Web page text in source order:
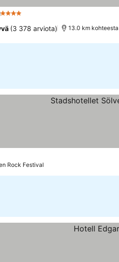
4 Tähtiluokitus
(3 378 arviota) 13.0 km
Rock Festival